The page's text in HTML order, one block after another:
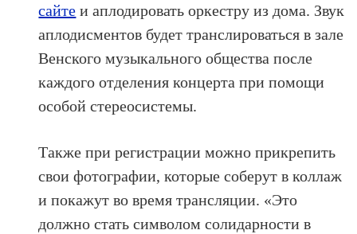
сайте и аплодировать оркестру из дома. Звук
аплодисментов будет транслироваться в зале
Венского музыкального общества после
каждого отделения концерта при помощи
особой стереосистемы.
Также при регистрации можно прикрепить
свои фотографии, которые соберут в коллаж
и покажут во время трансляции. «Это
должно стать символом солидарности в